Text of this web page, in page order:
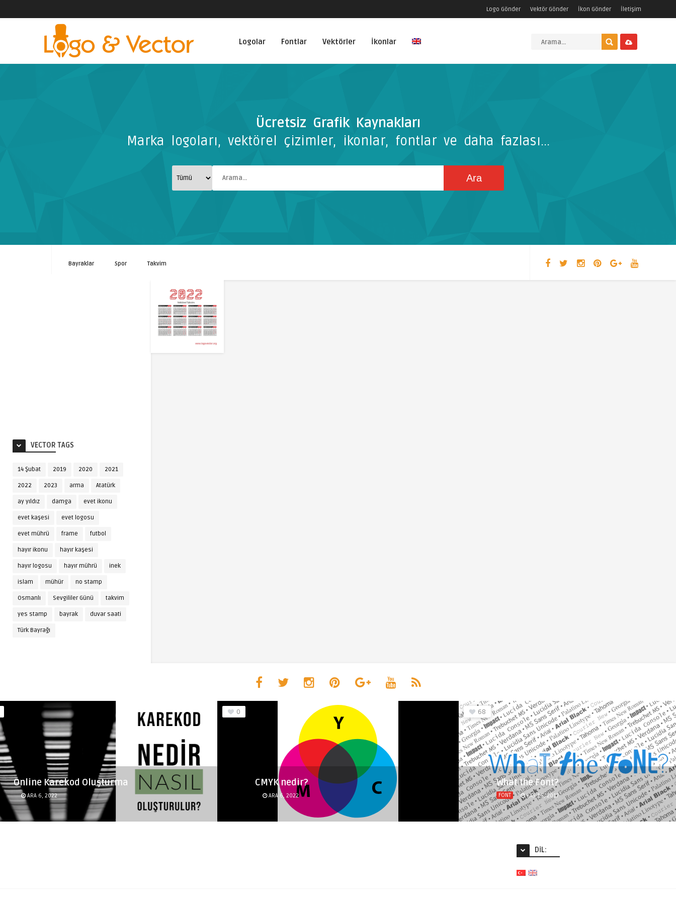
Logo Gönder Vektör Gönder İkon Gönder İletişim
Logolar Fontlar Vektörler İkonlar
Ücretsiz Grafik Kaynakları
Marka logoları, vektörel çizimler, ikonlar, fontlar ve daha fazlası...
Bayraklar Spor Takvim
VECTOR TAGS
14 Şubat 2019 2020 2021
2022 2023 arma Atatürk
ay yıldız damga evet ikonu
evet kaşesi evet logosu
evet mührü frame futbol
hayır ikonu hayır kaşesi
hayır logosu hayır mührü inek
islam mühür no stamp
Osmanlı Sevgililer Günü takvim
yes stamp bayrak duvar saati
Türk Bayrağı
Online Karekod Oluşturma
ARA 6, 2022
0
CMYK nedir?
ARA 6, 2022
68
What the Font?
FONT KAS 16, 2017
DIL: